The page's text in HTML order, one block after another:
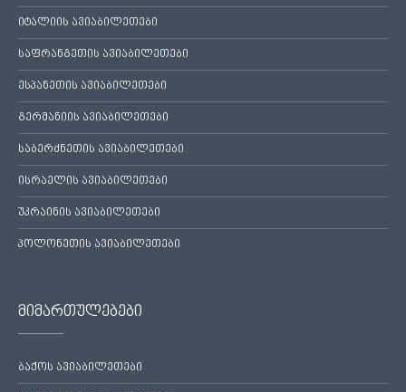
იტალიის ავიაბილეთები
საფრანგეთის ავიაბილეთები
ესპანეთის ავიაბილეთები
გერმანიის ავიაბილეთები
საბერძნეთის ავიაბილეთები
ისრაელის ავიაბილეთები
უკრაინის ავიაბილეთები
პოლონეთის ავიაბილეთები
მიმართულებები
ბაქოს ავიაბილეთები